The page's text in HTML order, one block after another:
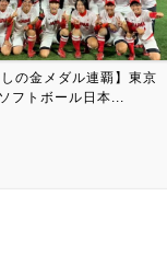
７周年記念】ありがとう
2558日ぶり...